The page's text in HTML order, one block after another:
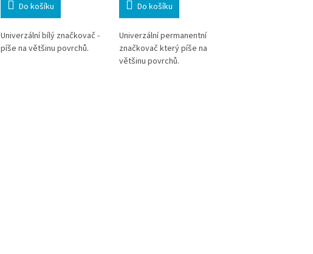
Do košíku
Univerzální bílý značkovač -
píše na většinu povrchů.
Do košíku
Univerzální permanentní
značkovač který píše na
většinu povrchů.